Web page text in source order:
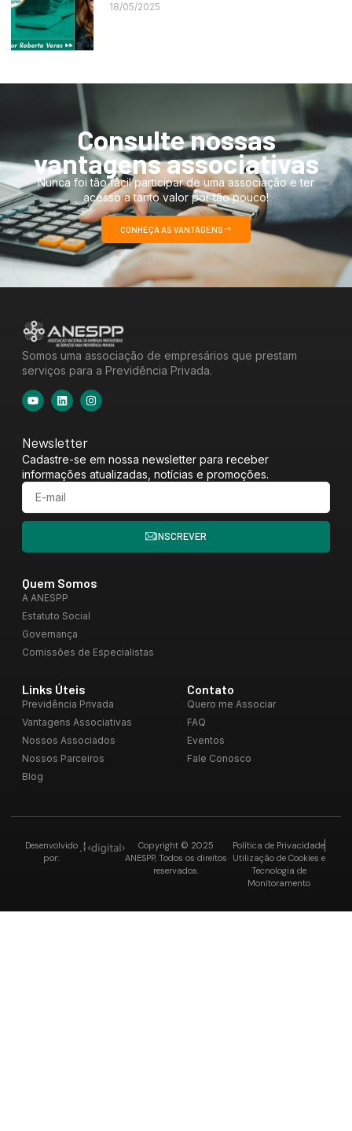
18/05/2025
Consulte nossas
vantagens associativas
Nunca foi tão fácil participar de uma associação e ter
acesso a tanto valor por tão pouco!
CONHEÇA AS VANTAGENS
Somos uma associação de empresários que prestam
serviços para a Previdência Privada.
Quem Somos
A ANESPP
Estatuto Social
Governança
Comissões de Especialistas
Links Úteis
Previdência Privada
Vantagens Associativas
Nossos Associados
Nossos Parceiros
Blog
Contato
Quero me Associar
FAQ
Eventos
Fale Conosco
Newsletter
Cadastre-se em nossa newsletter para receber
informações atualizadas, notícias e promoções.
INSCREVER
Copyright © 2025
ANESPP, Todos os direitos
reservados.
Desenvolvido
por:
Política de Privacidade
Utilização de Cookies e
Tecnologia de
Monitoramento